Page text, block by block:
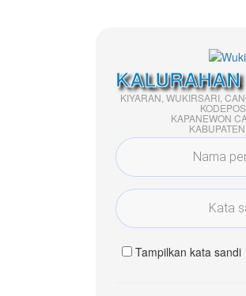
KIYARAN, WUKIRSARI,
KAPANEWON
Tampilkan kata sandi